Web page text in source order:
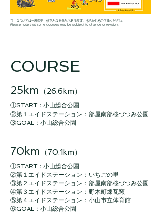
コースついては一部変更・修正となる場合があります。あらかじめご了承ください。
Please note that some courses may be subject to change or revision.
​COURSE
25km （26.6km）
​①START：小山総合公園
②第１エイドステーション：部屋南部桜づつみ公園
③GOAL：小山総合公園
70km （70.1km）
​①START：小山総合公園
②第１エイドステーション：いちごの里
③第２エイドステーション：部屋南部桜づつみ公園
④第３エイドステーション：野木町煉瓦窯
⑤第４エイドステーション：小山市立体育館
⑥GOAL：小山総合公園